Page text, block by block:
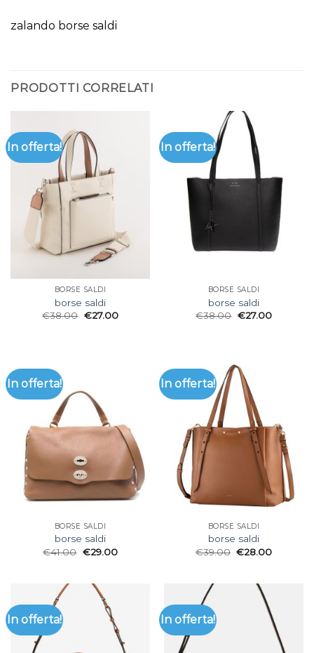
zalando borse saldi
PRODOTTI CORRELATI
In offerta!
BORSE SALDI
borse saldi
€38.00 €27.00
In offerta!
BORSE SALDI
borse saldi
€38.00 €27.00
In offerta!
BORSE SALDI
borse saldi
€41.00 €29.00
In offerta!
BORSE SALDI
borse saldi
€39.00 €28.00
In offerta! In offerta!